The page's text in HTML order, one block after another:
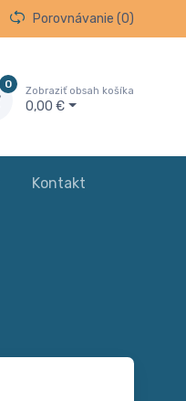
Porovnávanie (0)
0
Zobraziť obsah košíka
0,00 €
Kontakt